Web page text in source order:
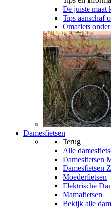
De juiste maat
Tips aanschaf
Omafiets
Damesfietsen
Terug
Alle
Damesfietsen
Damesfietsen
Moederfietsen
Elektrische
Mamafietsen
Bekijk alle